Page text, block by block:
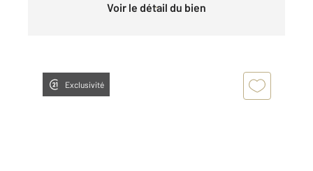
Voir le détail du bien
Exclusivité